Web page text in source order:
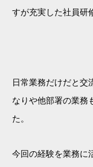
すが充実した社員研
日常業務だけだと交
なりや他部署の業務
た。
今回の経験を業務に